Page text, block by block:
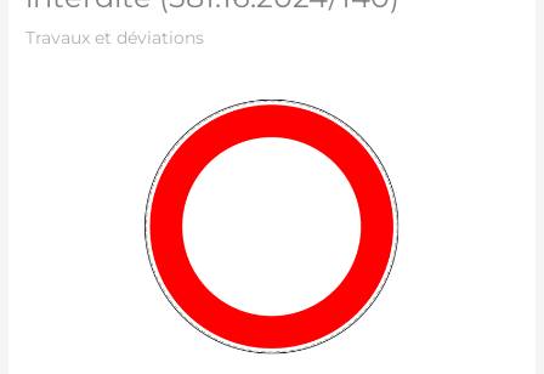
Travaux et déviations